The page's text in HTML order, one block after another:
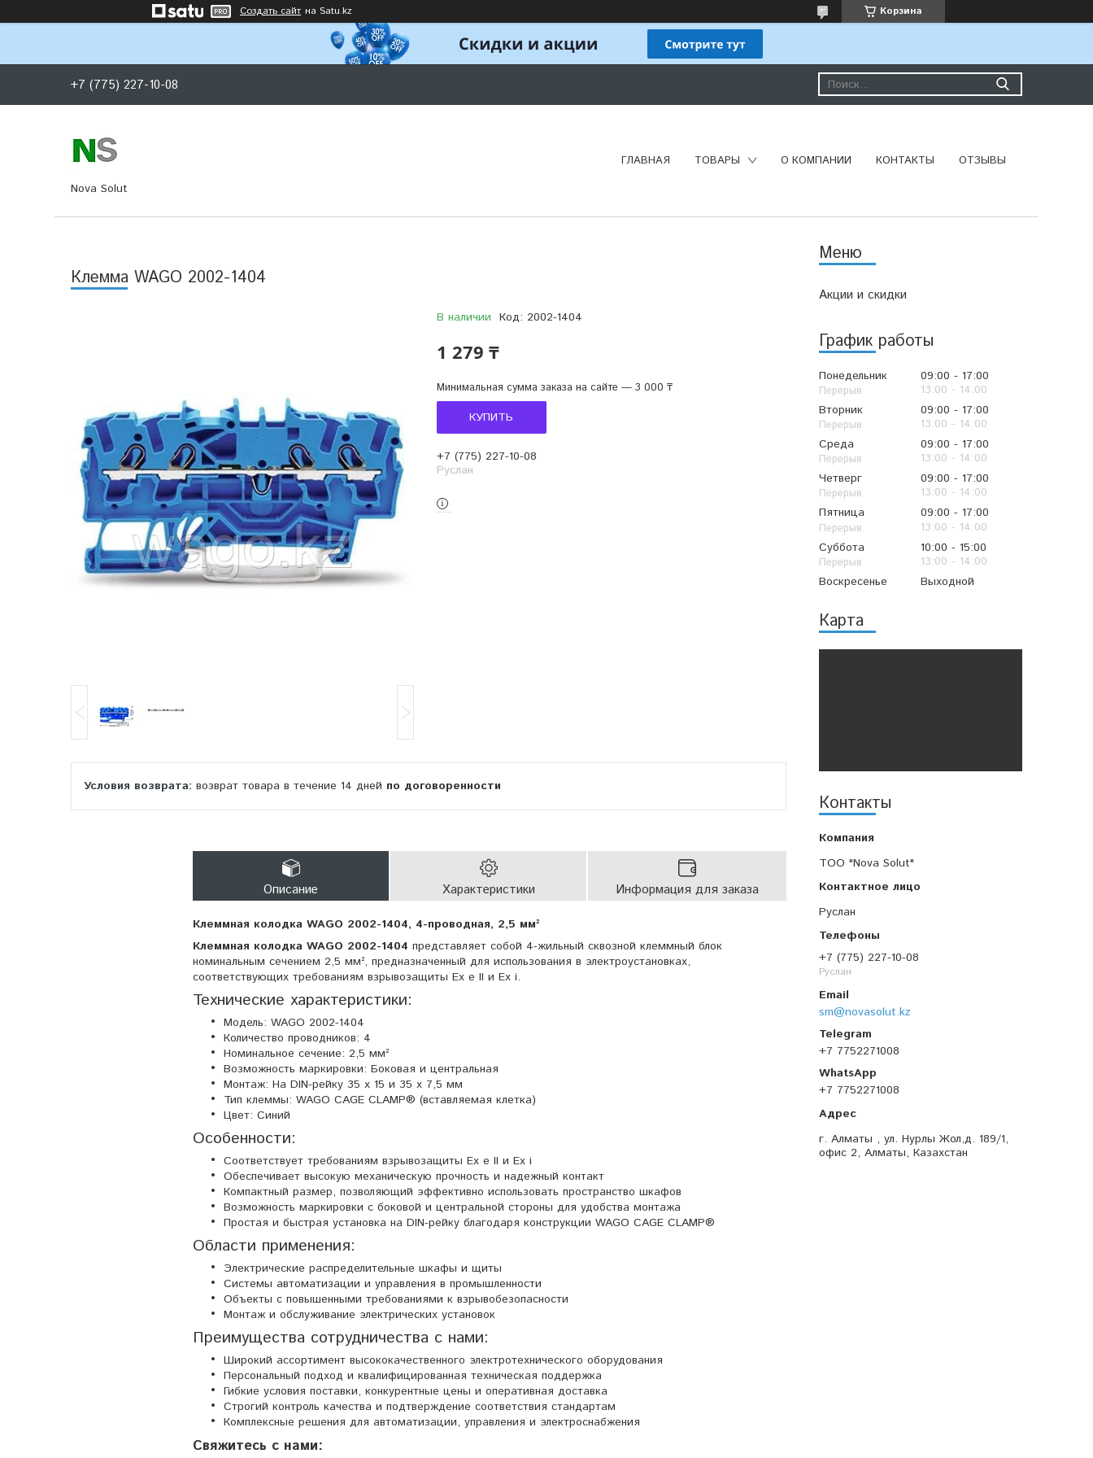
Создать сайт на Satu.kz Корзина
+7 (775) 227-10-08
Nova Solut
ГЛАВНАЯ ТОВАРЫ О КОМПАНИИ КОНТАКТЫ ОТЗЫВЫ
Акции и скидки
График работы
Понедельник 09:00
17:00
13:00
14:00
Вторник
09:00
17:00
13:00
14:00
Среда
09:00
17:00
13:00
14:00
Четверг
09:00
17:00
13:00
14:00
Пятница
09:00
17:00
13:00
14:00
Суббота
10:00
15:00
13:00
14:00
Воскресенье
Выходной
Карта
Контакты
TOO "Nova Solut"
Руслан
+7 (775) 227-10-08
Руслан
sm@novasolut.kz
+7 7752271008
+7 7752271008
г. Алматы , ул. Нурлы Жол,д. 189/1,
офис 2, Алматы, Казахстан
Клемма WAGO 2002-1404
В наличии Код: 2002-1404
1 279 ₸
Минимальная сумма заказа на сайте — 3 000 ₸
КУПИТЬ
+7 (775) 227-10-08
Руслан
возврат товара в течение 14 дней по договоренности
Описание Характеристики Информация для заказа
Клеммная колодка WAGO 2002-1404, 4-проводная, 2,5 мм²
Клеммная колодка WAGO 2002-1404 представляет собой 4-жильный сквозной клеммный блок
номинальным сечением 2,5 мм², предназначенный для использования в электроустановках,
соответствующих требованиям взрывозащиты Ex e II и Ex i.
Технические характеристики:
Модель: WAGO 2002-1404
Количество проводников: 4
Номинальное сечение: 2,5 мм²
Возможность маркировки: Боковая и центральная
Монтаж: На DIN-рейку 35 x 15 и 35 x 7,5 мм
Тип клеммы: WAGO CAGE CLAMP® (вставляемая клетка)
Цвет: Синий
Особенности:
Соответствует требованиям взрывозащиты Ex e II и Ex i
Обеспечивает высокую механическую прочность и надежный контакт
Компактный размер, позволяющий эффективно использовать пространство шкафов
Возможность маркировки с боковой и центральной стороны для удобства монтажа
Простая и быстрая установка на DIN-рейку благодаря конструкции WAGO CAGE CLAMP®
Области применения:
Электрические распределительные шкафы и щиты
Системы автоматизации и управления в промышленности
Объекты с повышенными требованиями к взрывобезопасности
Монтаж и обслуживание электрических установок
Преимущества сотрудничества с нами:
Широкий ассортимент высококачественного электротехнического оборудования
Персональный подход и квалифицированная техническая поддержка
Гибкие условия поставки, конкурентные цены и оперативная доставка
Строгий контроль качества и подтверждение соответствия стандартам
Комплексные решения для автоматизации, управления и электроснабжения
Свяжитесь с нами: